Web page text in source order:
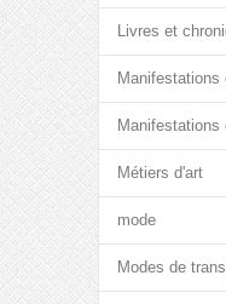
Livres et
Manifestations
Métiers d'art
mode
Modes de